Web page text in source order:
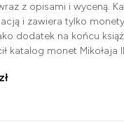
z opisami i wyceną.
i zawiera tylko
dodatek na końcu
katalog monet Mikołaja